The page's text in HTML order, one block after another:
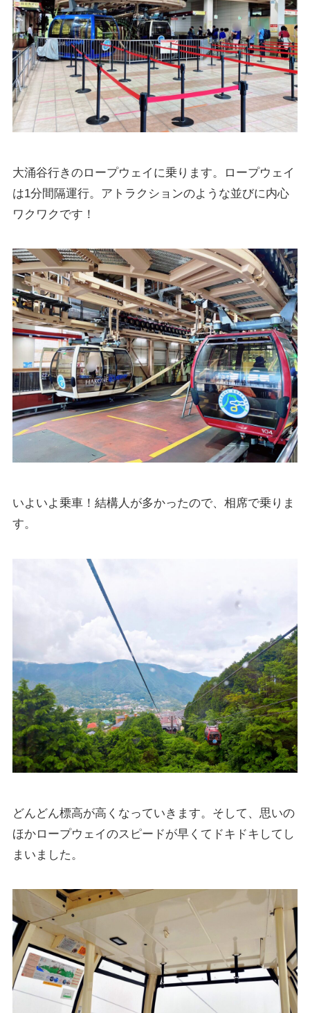
大涌谷行きのロープウェイに乗ります。ロープウェイ
は1分間隔運行。アトラクションのような並びに内心
ワクワクです！
いよいよ乗車！結構人が多かったので、相席で乗りま
す。
どんどん標高が高くなっていきます。そして、思いの
ほかロープウェイのスピードが早くてドキドキしてし
まいました。